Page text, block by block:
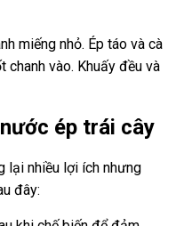
miếng nhỏ. Ép táo và cà
vào. Khuấy đều và
ép trái cây
lại nhiều lợi ích nhưng
đây: